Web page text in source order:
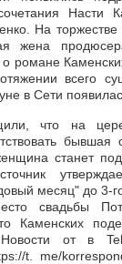
Насти
На торжестве
жена
романе
всего
в Сети
что на
бывшая
станет
месяц" до 3-
свадьбы
Каменских
от в
t. me/